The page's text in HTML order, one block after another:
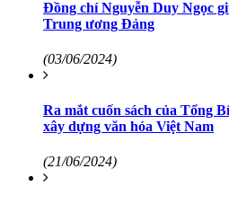
Đồng chí Nguyễn Duy Ngọc
Trung ương Đảng
(03/06/2024)
Ra mắt cuốn sách của Tổng
xây dựng văn hóa Việt Nam
(21/06/2024)